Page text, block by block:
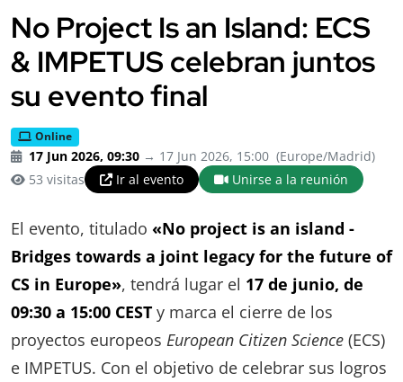
No Project Is an Island: ECS
& IMPETUS celebran juntos
su evento final
Online
17 Jun 2026, 09:30 → 17 Jun 2026, 15:00 (Europe/Madrid)
53 visitas
Ir al evento Unirse a la reunión
El evento, titulado «No project is an island -
Bridges towards a joint legacy for the future of
CS in Europe», tendrá lugar el 17 de junio, de
09:30 a 15:00 CEST y marca el cierre de los
proyectos europeos European Citizen Science (ECS)
e IMPETUS. Con el objetivo de celebrar sus logros